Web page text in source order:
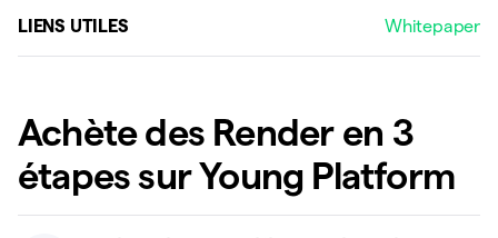
LIENS UTILES Whitepaper
Achète des Render en 3
étapes sur Young Platform